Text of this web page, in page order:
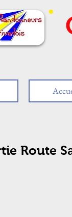
Route